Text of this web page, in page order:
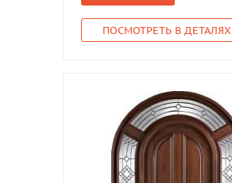
ПОСМОТРЕТЬ В ДЕТАЛЯХ